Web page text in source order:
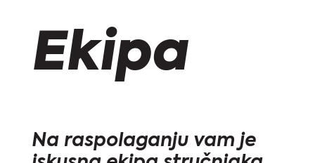
Ekipa
Na raspolaganju vam je